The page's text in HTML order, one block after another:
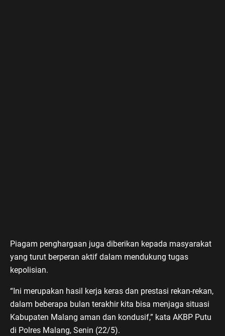
Piagam penghargaan juga diberikan kepada masyarakat
yang turut berperan aktif dalam mendukung tugas
kepolisian.
“Ini merupakan hasil kerja keras dan prestasi rekan-rekan,
dalam beberapa bulan terakhir kita bisa menjaga situasi
Kabupaten Malang aman dan kondusif,” kata AKBP Putu
di Polres Malang, Senin (22/5).